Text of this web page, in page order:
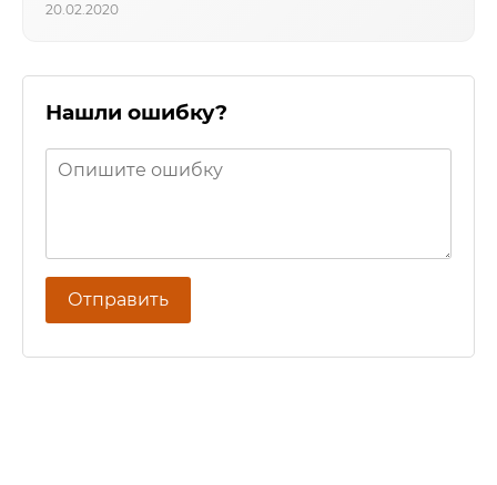
20.02.2020
Нашли ошибку?
Отправить